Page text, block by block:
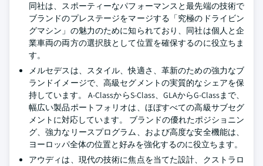
同社は、スポーティーなパフォーマンスと最先端の技術で
ブランドのプレステージをマージする「究極のドライビン
グマシン」の魅力のために知られており、同社は個人と企
業車両の両方の選択肢として位置を確保するのに役立ちま
す。
メルセデスは、スタイル、快適さ、革新のための強力なブ
ランドイメージで、高級セグメントの実質的なシェアを保
持しています。 A-ClassからS-Class、GLAからG-Classまで、
幅広い製品ポートフォリオは、ほぼすべての高級サブセグ
メントに対応しています。 ブランドの優れたポジショニン
グ、強力なリースプログラム、および高度な安全機能は、
ヨーロッパ全体の位置と好みを強化するのに役立ちます。
アウディは、現代の技術に焦点を当てた設計、クストラロ